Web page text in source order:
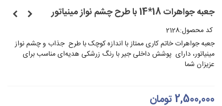
جعبه جواهرات 18*14 با طرح چشم نواز مینیاتور
کد محصول:2128
جعبه جواهرات خاتم کاری ممتاز با اندازه کوچک با طرح جذاب و چشم نواز
مینیاتور، دارای پوشش داخلی جیر با رنگ زرشکی هدیه‌ای مناسب برای
عزیزان شما
2,500,000 تومان